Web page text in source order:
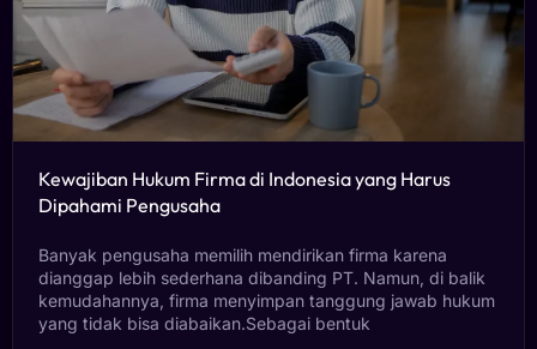
Kewajiban Hukum Firma di Indonesia yang Harus
Dipahami Pengusaha
Banyak pengusaha memilih mendirikan firma karena
dianggap lebih sederhana dibanding PT. Namun, di balik
kemudahannya, firma menyimpan tanggung jawab hukum
yang tidak bisa diabaikan.Sebagai bentuk